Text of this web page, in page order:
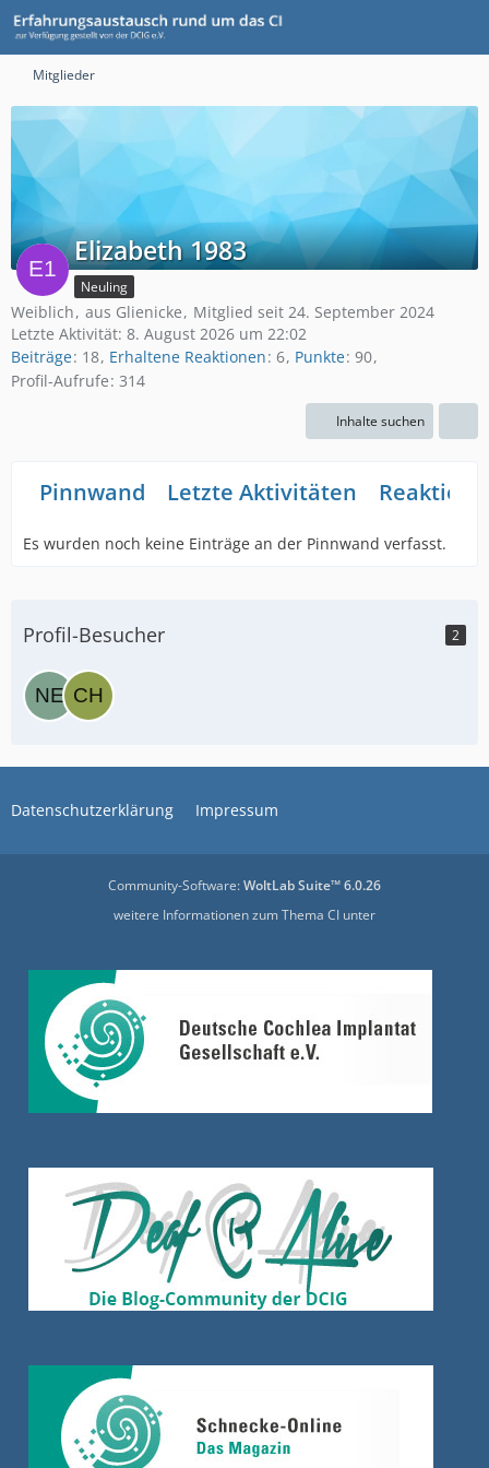
Mitglieder
Elizabeth 1983
Neuling
Weiblich aus Glienicke
Mitglied seit 24. September 2024
Letzte Aktivität: 8. August 2026 um 22:02
Beiträge 18 Erhaltene Reaktionen 6 Punkte 90
Profil-Aufrufe 314
Inhalte suchen
Pinnwand Letzte Aktivitäten
Es wurden noch keine Einträge an der Pinnwand verfasst.
Profil-Besucher 2
Datenschutzerklärung Impressum
Community-Software:WoltLab Suite™ 6.0.26
weitere Informationen zum Thema CI unter